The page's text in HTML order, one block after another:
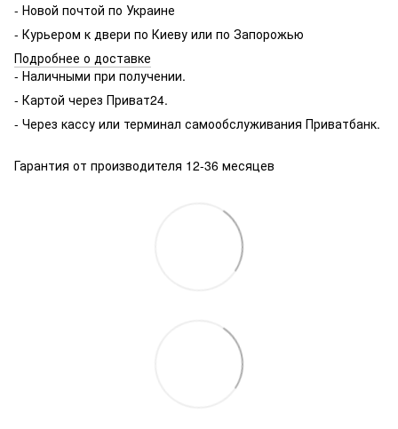
- Новой почтой по Украине
- Курьером к двери по Киеву или по Запорожью
Подробнее о доставке
- Наличными при получении.
- Картой через Приват24.
- Через кассу или терминал самообслуживания Приватбанк.
Гарантия от производителя 12-36 месяцев